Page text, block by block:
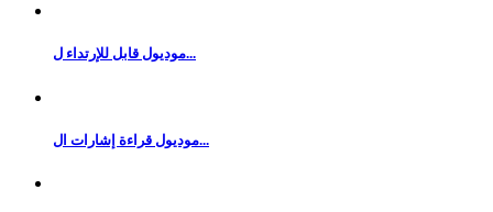
موديول قابل للإرتداء ل...
موديول قراءة إشارات ال...